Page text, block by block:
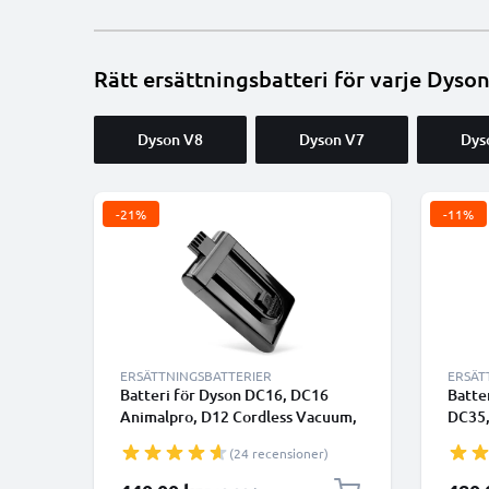
Rätt ersättningsbatteri för varje
Dyson V8 Dyson V7
-21%
ERSÄTTNINGSBATTERIER
Batteri för Dyson DC16, DC16
Animalpro, D12 Cordless Vacuum,
Issey Miyake, DC16 Handheld
1500mAh från CELLONIC
(24 recensioner)
-11%
05
typ A